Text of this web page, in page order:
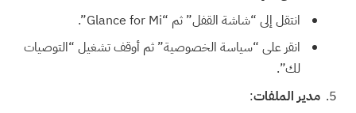
انتقل إلى “شاشة القفل” ثم “Glance for Mi”.
انقر على “سياسة الخصوصية” ثم أوقف تشغيل “التوصيات
لك”.
مدير الملفات: